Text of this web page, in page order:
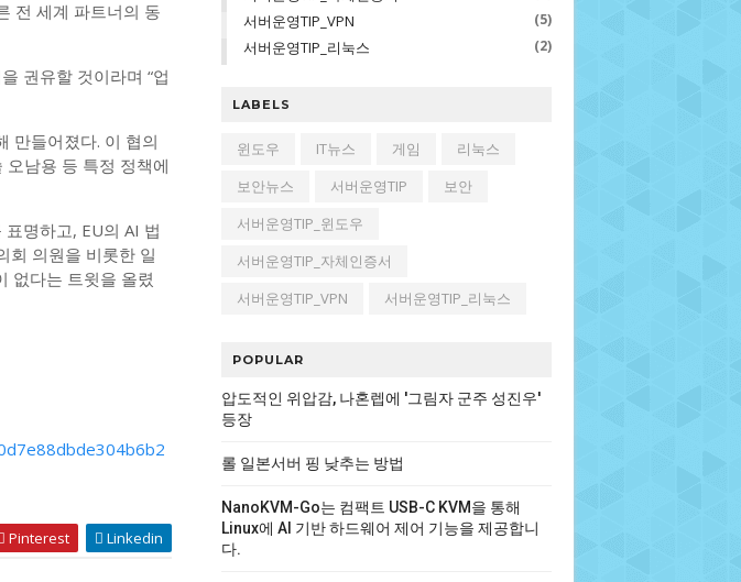
전 세계 파트너의 동
권유할 것이라며 “업
만들어졌다. 이 협의
남용 등 특정 정책에
명하고, EU의 AI 법
회 의원을 비롯한 일
없다는 트윗을 올렸
Pinterest Linkedin
서버운영TIP_VPN (5)
서버운영TIP_리눅스 (2)
LABELS
윈도우 IT뉴스 게임
리눅스
보안뉴스
서버운영TIP
보안
서버운영TIP_윈도우
서버운영TIP_자체인증서
서버운영TIP_VPN
서버운영TIP_리눅스
POPULAR
압도적인 위압감, 나혼렙에 '그림자 군주 성진우'
등장
롤 일본서버 핑 낮추는 방법
NanoKVM-Go는 컴팩트 USB-C KVM을 통해
Linux에 AI 기반 하드웨어 제어 기능을 제공합니
다.